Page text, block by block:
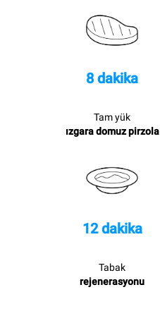
8 dakika
Tam yük
ızgara domuz pirzola
12 dakika
Tabak
rejenerasyonu